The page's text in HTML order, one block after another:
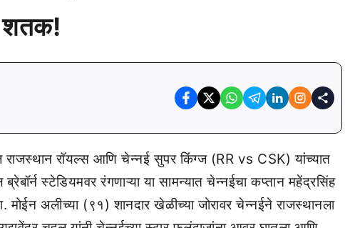
शतक!
रॉयल्स आणि चेन्नई सुपर किंग्ज (RR vs CSK) यांच्यात
स्टेडियमवर रंगणाऱ्या या सामन्यात चेन्नईचा कप्तान महेंद्रसिंह
अलीच्या (९१) शानदार खेळीच्या जोरावर चेन्नईने राजस्थानला